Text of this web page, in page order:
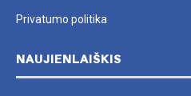
Privatumo politika
NAUJIENLAIŠKIS